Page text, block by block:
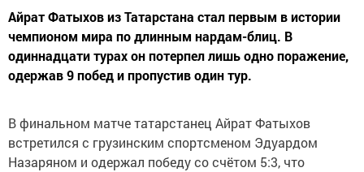
Айрат Фатыхов из Татарстана стал первым в истории
чемпионом мира по длинным нардам-блиц. В
одиннадцати турах он потерпел лишь одно поражение,
одержав 9 побед и пропустив один тур.
В финальном матче татарстанец Айрат Фатыхов
встретился с грузинским спортсменом Эдуардом
Назаряном и одержал победу со счётом 5:3, что